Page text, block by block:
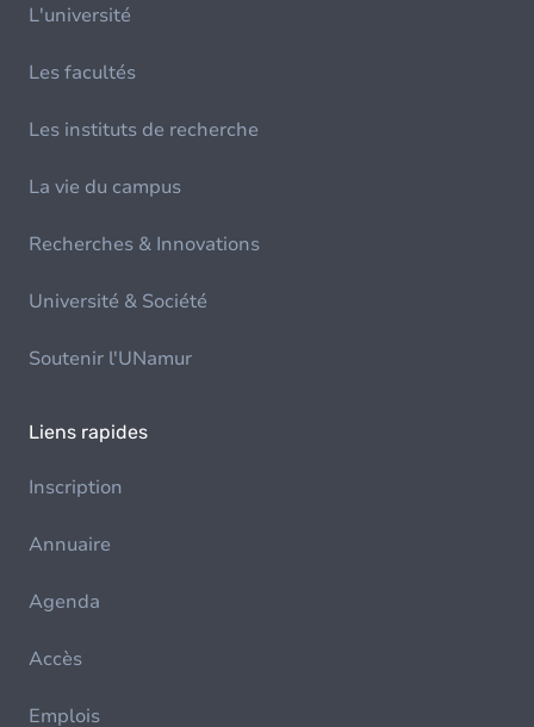
L'université
Les facultés
Les instituts de recherche
La vie du campus
Recherches & Innovations
Université & Société
Soutenir l'UNamur
Liens rapides
Inscription
Annuaire
Agenda
Accès
Emplois